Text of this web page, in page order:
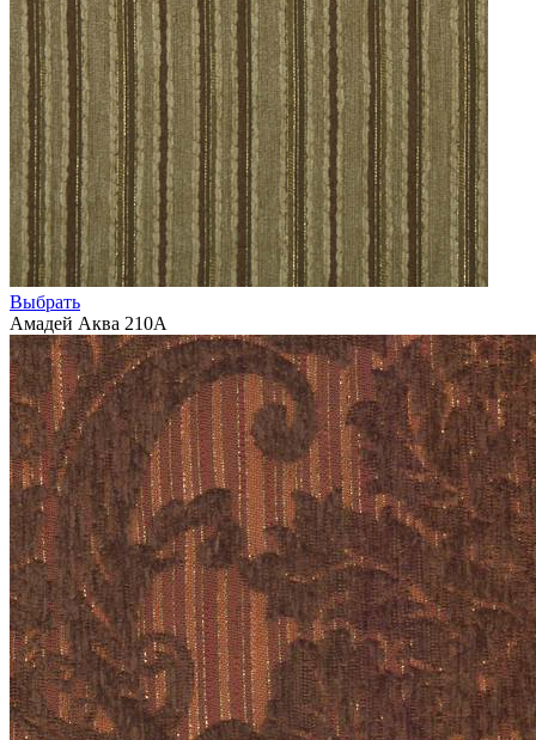
Выбрать
Амадей Аква 210А